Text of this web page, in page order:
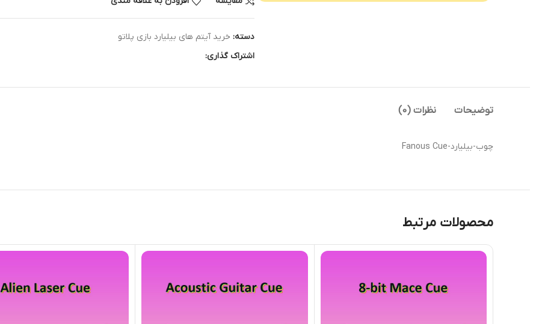
دسته: خرید آیتم های بیلیارد بازی پلاتو
اشتراک گذاری:
توضیحات نظرات (0)
چوب-بیلیارد-Fanous Cue
محصولات مرتبط